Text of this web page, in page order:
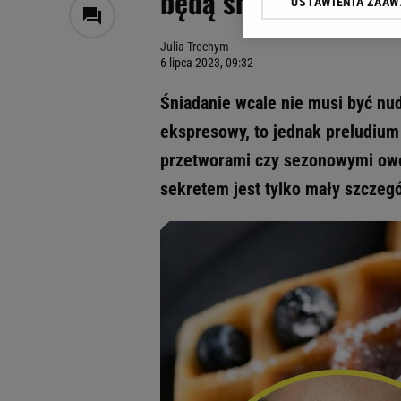
Julia Trochym
6 lipca 2023, 09:32
Śniadanie wcale nie musi być
ekspresowy, to jednak
przetworami czy sezonowymi
sekretem jest tylko mały
Klikając „Akceptuję”
My, nasi Zaufani
Użycie dokładnych
Przechowywanie
badnie odbiorców i